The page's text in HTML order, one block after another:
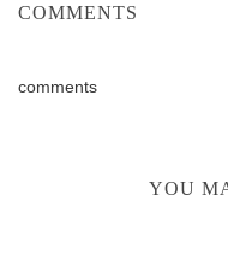
COMMENTS
comments
YOU